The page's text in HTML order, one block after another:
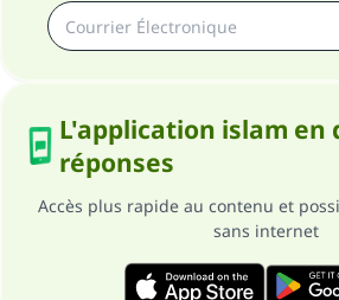
L'application islam en
réponses
Accès plus rapide au contenu et
sans internet